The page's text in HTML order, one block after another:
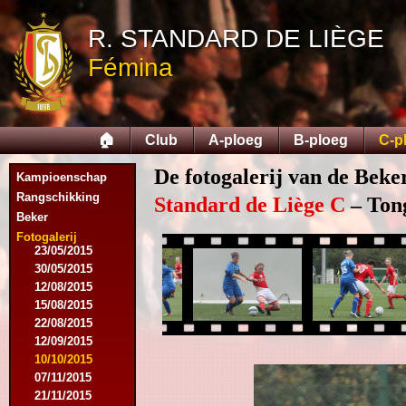
R. STANDARD DE LIÈGE
Fémina
🏠 Club A-ploeg B-ploeg C-
Kampioenschap
Rangschikking
Beker
Fotogalerij
03/08/2014
16/08/2014
17/08/2014
06/09/2014
27/09/2014
11/10/2014
08/11/2014
15/11/2014
06/12/2014
13/12/2014
14/02/2015
21/02/2015
05/04/2015
23/05/2015
30/05/2015
12/08/2015
15/08/2015
22/08/2015
12/09/2015
10/10/2015
07/11/2015
21/11/2015
De fotogalerij van de
Standard de Liège C–